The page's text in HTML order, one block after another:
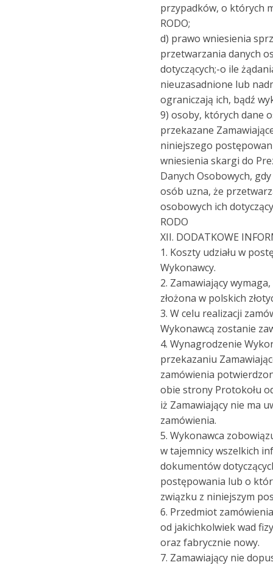
przypadków, o których
RODO;
d) prawo wniesienia
przetwarzania danych
dotyczących;-o ile
nieuzasadnione lub
ograniczają ich, bądź
9) osoby, których dane
przekazane
niniejszego
wniesienia skargi do
Danych Osobowych,
osób uzna, że
osobowych ich
RODO
XII. DODATKOWE
1. Koszty udziału w
Wykonawcy.
2. Zamawiający
złożona w polskich
3. W celu realizacji
Wykonawcą zostanie
4. Wynagrodzenie
przekazaniu
zamówienia
obie strony Protokołu
iż Zamawiający nie ma
zamówienia.
5. Wykonawca
w tajemnicy wszelkich
dokumentów
postępowania lub o
związku z niniejszym
6. Przedmiot
od jakichkolwiek wad
oraz fabrycznie nowy.
7. Zamawiający nie